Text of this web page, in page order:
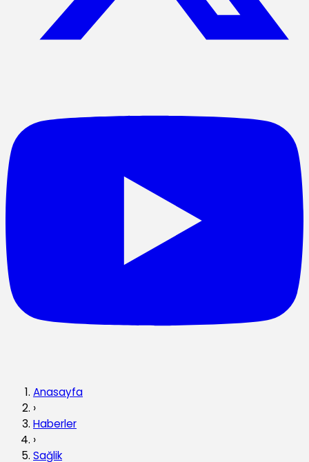
Anasayfa
›
Haberler
›
Sağlik